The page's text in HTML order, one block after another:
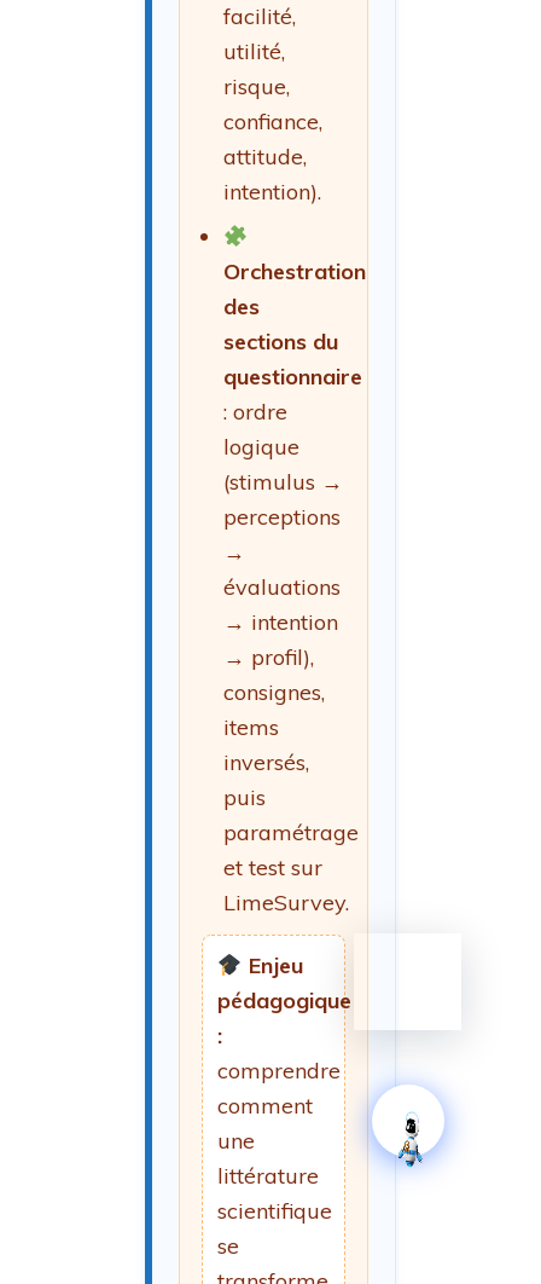
facilité,
utilité,
risque,
confiance,
attitude,
intention).
Orchestration
des
sections du
questionnaire
: ordre
logique
(stimulus →
perceptions
→
évaluations
→ intention
→ profil),
consignes,
items
inversés,
puis
paramétrage
et test sur
LimeSurvey.
Enjeu
pédagogique
:
comprendre
comment
une
littérature
scientifique
se